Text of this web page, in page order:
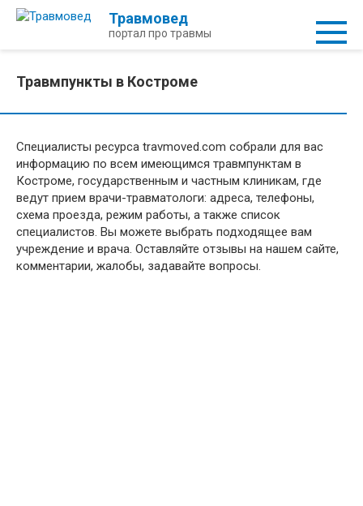
Перейти
Травмовед
портал про травмы
Травмпункты в Костроме
Специалисты ресурса travmoved.com собрали для вас
информацию по всем имеющимся травмпунктам в
Костроме, государственным и частным клиникам, где
ведут прием врачи-травматологи: адреса, телефоны,
схема проезда, режим работы, а также список
специалистов. Вы можете выбрать подходящее вам
учреждение и врача. Оставляйте отзывы на нашем сайте,
комментарии, жалобы, задавайте вопросы.